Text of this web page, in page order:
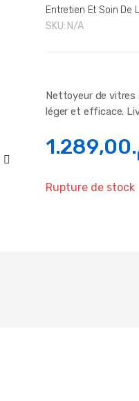
Entretien Et Soin De
SKU: N/A
Nettoyeur de vitres
léger et efficace.
1.289,00
Rupture de stock